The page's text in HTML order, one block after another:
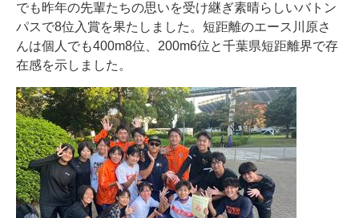
でも昨年の先輩たちの思いを受け継ぎ素晴らしいバトン
パスで8位入賞を果たしました。短距離のエース川原さ
んは個人でも400m8位、200m6位と千葉県短距離界で存
在感を示しました。